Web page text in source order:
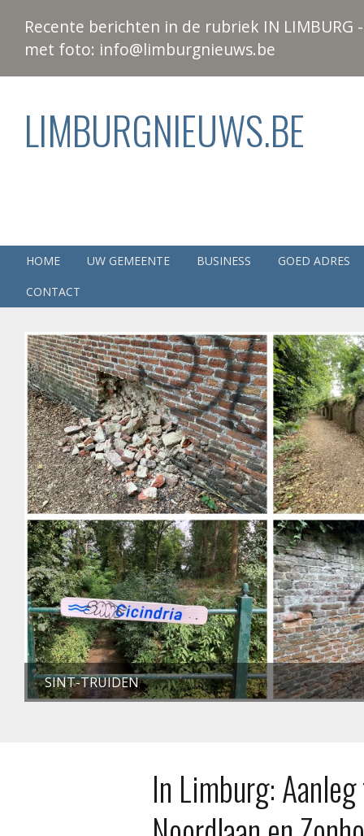
Recente berichten in de rubriek IN
met foto: info@limburgnieuws.be
LIMBURGNIEUWS.BE
HOME UW GEMEENTE BUSINESS
GOED ADRES
CONTACT
SINT-TRUIDEN
In Limburg: